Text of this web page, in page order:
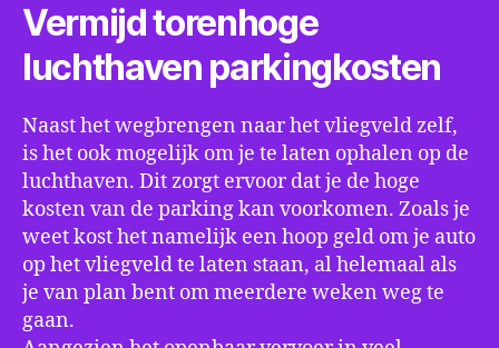
Vermijd torenhoge
luchthaven parkingkosten
Naast het wegbrengen naar het vliegveld zelf,
is het ook mogelijk om je te laten ophalen op de
luchthaven. Dit zorgt ervoor dat je de hoge
kosten van de parking kan voorkomen. Zoals je
weet kost het namelijk een hoop geld om je auto
op het vliegveld te laten staan, al helemaal als
je van plan bent om meerdere weken weg te
gaan.